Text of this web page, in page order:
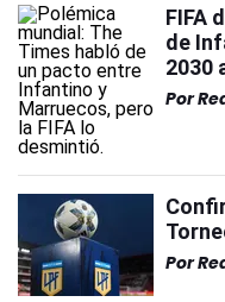
FIFA
de
2030
Por
Por